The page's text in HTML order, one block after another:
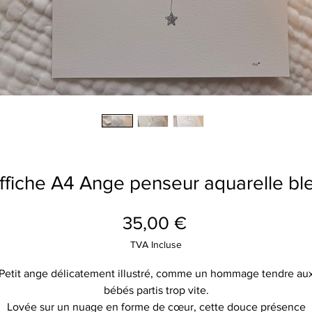
A4 Ange penseur aquarelle
35,00 €Prix
TVA Incluse
ange délicatement illustré, comme un hommage tendre
bébés partis trop vite.
Lovée sur un nuage en forme de cœur, cette douce présence